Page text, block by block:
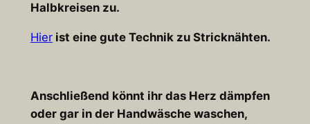
Halbkreisen zu.
Hierist eine gute Technik zu Stricknähten.
Anschließend könnt ihr das Herz dämpfen
oder gar in der Handwäsche waschen,